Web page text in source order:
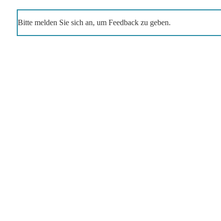
Bitte melden Sie sich an, um Feedback zu geben.